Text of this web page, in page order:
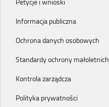
Informacja publiczna
Ochrona danych osobowych
Standardy ochrony małoletnich
Kontrola zarządcza
Polityka prywatności